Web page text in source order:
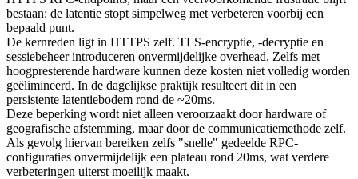
bestaan: de latentie stopt simpelweg met verbeteren voorbij een
bepaald punt.
De kernreden ligt in HTTPS zelf. TLS-encryptie, -decryptie en
sessiebeheer introduceren onvermijdelijke overhead. Zelfs met
hoogpresterende hardware kunnen deze kosten niet volledig worden
geëlimineerd. In de dagelijkse praktijk resulteert dit in een
persistente latentiebodem rond de ~20ms.
Deze beperking wordt niet alleen veroorzaakt door hardware of
geografische afstemming, maar door de communicatiemethode zelf.
Als gevolg hiervan bereiken zelfs "snelle" gedeelde RPC-
configuraties onvermijdelijk een plateau rond 20ms, wat verdere
verbeteringen uiterst moeilijk maakt.